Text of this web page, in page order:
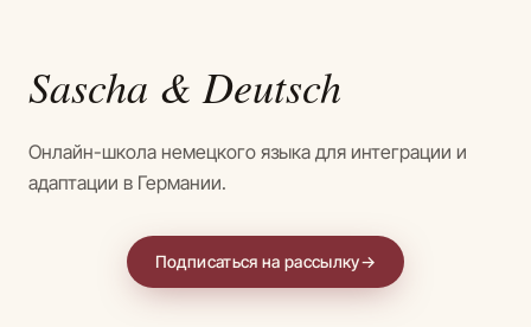
Sascha & Deutsch
Онлайн-школа немецкого языка для интеграции и
адаптации в Германии.
Подписаться на рассылку→